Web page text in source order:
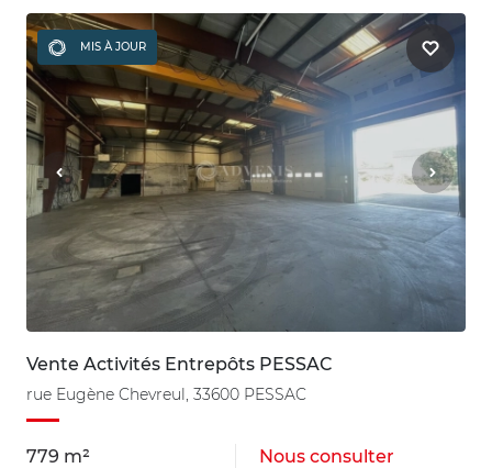
MIS À JOUR
Vente Activités Entrepôts PESSAC
rue Eugène Chevreul, 33600 PESSAC
779 m² Nous consulter